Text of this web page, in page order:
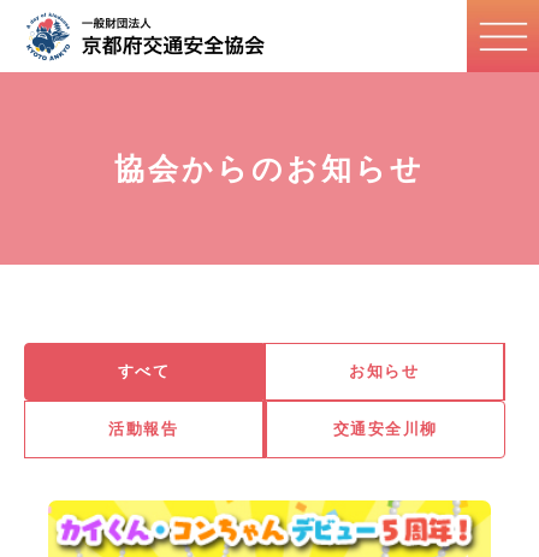
協会からのお知らせ
すべて お知らせ
活動報告 交通安全川柳